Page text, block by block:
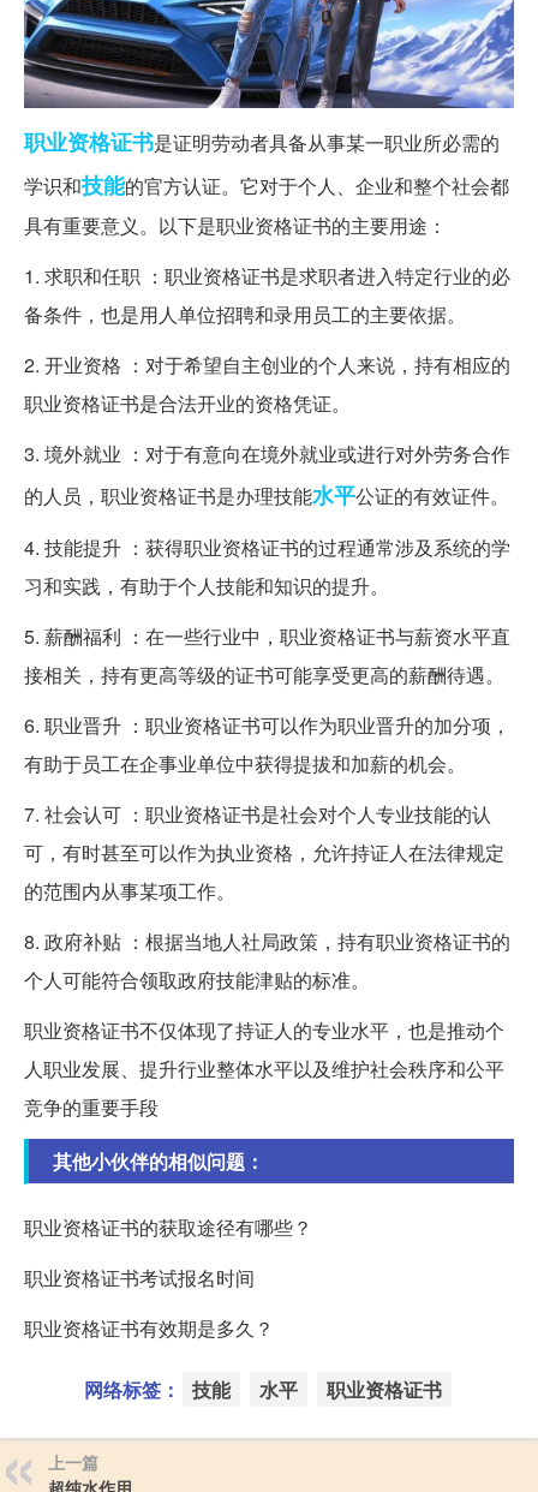
职业资格证书是证明劳动者具备从事某一职业所必需的
学识和技能的官方认证。它对于个人、企业和整个社会都
具有重要意义。以下是职业资格证书的主要用途：
1. 求职和任职 ：职业资格证书是求职者进入特定行业的必
备条件，也是用人单位招聘和录用员工的主要依据。
2. 开业资格 ：对于希望自主创业的个人来说，持有相应的
职业资格证书是合法开业的资格凭证。
3. 境外就业 ：对于有意向在境外就业或进行对外劳务合作
的人员，职业资格证书是办理技能水平公证的有效证件。
4. 技能提升 ：获得职业资格证书的过程通常涉及系统的学
习和实践，有助于个人技能和知识的提升。
5. 薪酬福利 ：在一些行业中，职业资格证书与薪资水平直
接相关，持有更高等级的证书可能享受更高的薪酬待遇。
6. 职业晋升 ：职业资格证书可以作为职业晋升的加分项，
有助于员工在企事业单位中获得提拔和加薪的机会。
7. 社会认可 ：职业资格证书是社会对个人专业技能的认
可，有时甚至可以作为执业资格，允许持证人在法律规定
的范围内从事某项工作。
8. 政府补贴 ：根据当地人社局政策，持有职业资格证书的
个人可能符合领取政府技能津贴的标准。
职业资格证书不仅体现了持证人的专业水平，也是推动个
人职业发展、提升行业整体水平以及维护社会秩序和公平
竞争的重要手段
其他小伙伴的相似问题：
职业资格证书的获取途径有哪些？
职业资格证书考试报名时间
职业资格证书有效期是多久？
网络标签： 技能 水平 职业资格证书
上一篇